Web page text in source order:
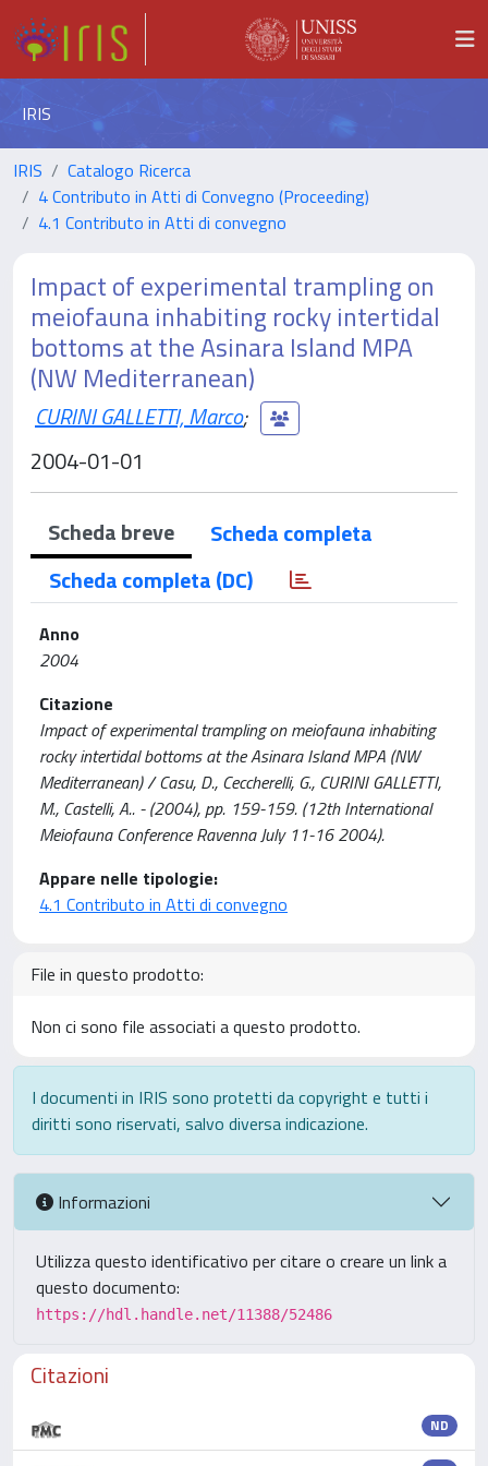
IRIS
IRIS
Catalogo Ricerca
4 Contributo in Atti di Convegno (Proceeding)
4.1 Contributo in Atti di convegno
Impact of experimental trampling on
meiofauna inhabiting rocky intertidal
bottoms at the Asinara Island MPA
(NW Mediterranean)
CURINI GALLETTI, Marco;
2004-01-01
Scheda breve
Scheda completa
Scheda completa (DC)
Anno
2004
Citazione
Impact of experimental trampling on meiofauna inhabiting
rocky intertidal bottoms at the Asinara Island MPA (NW
Mediterranean) / Casu, D., Ceccherelli, G., CURINI GALLETTI,
M., Castelli, A.. - (2004), pp. 159-159. (12th International
Meiofauna Conference Ravenna July 11-16 2004).
Appare nelle tipologie:
4.1 Contributo in Atti di convegno
File in questo prodotto:
Non ci sono file associati a questo prodotto.
I documenti in IRIS sono protetti da copyright e tutti i
diritti sono riservati, salvo diversa indicazione.
Informazioni
Utilizza questo identificativo per citare o creare un link a
questo documento:
https://hdl.handle.net/11388/52486
Citazioni
ND